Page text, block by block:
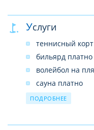
Wi-Fi в лобби,
заказ такси
рестораны: 3
кабинет врача
Интернет-кафе
Услуги
теннисный
бильярд платно
волейбол на
сауна платно
массаж платно
вечернее шоу
ПОДРОБНЕЕ